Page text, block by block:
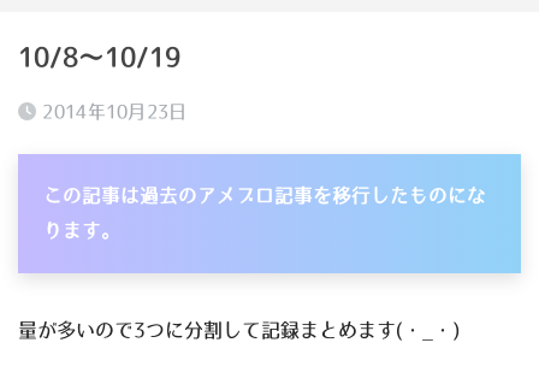
10/8〜10/19
2014年10月23日
この記事は過去のアメブロ記事を移行したものにな
ります。
量が多いので3つに分割して記録まとめます(・_・)